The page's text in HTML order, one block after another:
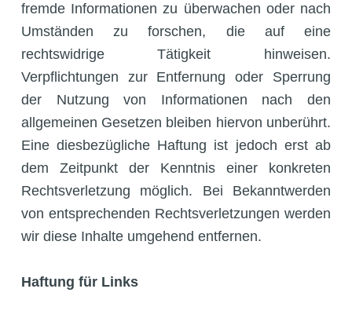
fremde Informationen zu überwachen oder nach
Umständen zu forschen, die auf eine
rechtswidrige Tätigkeit hinweisen.
Verpflichtungen zur Entfernung oder Sperrung
der Nutzung von Informationen nach den
allgemeinen Gesetzen bleiben hiervon unberührt.
Eine diesbezügliche Haftung ist jedoch erst ab
dem Zeitpunkt der Kenntnis einer konkreten
Rechtsverletzung möglich. Bei Bekanntwerden
von entsprechenden Rechtsverletzungen werden
wir diese Inhalte umgehend entfernen.
Haftung für Links